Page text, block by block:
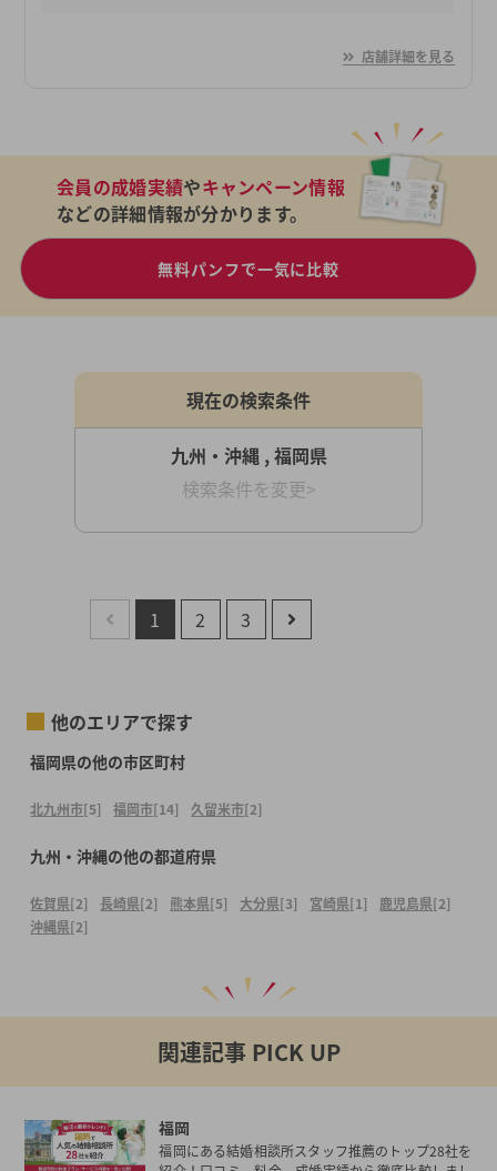
店舗詳細を見る
会員の成婚実績やキャンペーン情報
などの詳細情報が分かります。
無料パンフで一気に比較
現在の検索条件
九州・沖縄 , 福岡県
検索条件を変更>
1 2 3
他のエリアで探す
福岡県の他の市区町村
北九州市[5] 福岡市[14] 久留米市[2]
九州・沖縄の他の都道府県
佐賀県[2] 長崎県[2] 熊本県[5] 大分県[3] 宮崎県[1] 鹿児島県[2]
沖縄県[2]
関連記事 PICK UP
福岡
福岡にある結婚相談所スタッフ推薦のトップ28社を